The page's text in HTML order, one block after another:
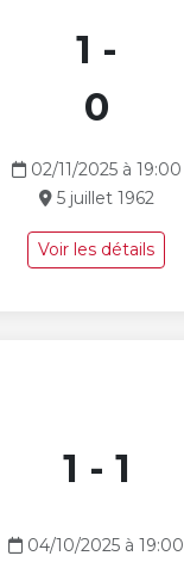
1 -
0
02/11/2025 à 19:00
5 juillet 1962
Voir les détails
1 - 1
04/10/2025 à 19:00